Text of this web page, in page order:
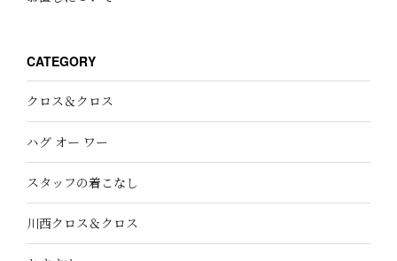
CATEGORY
クロス＆クロス
ハグ オー ワー
スタッフの着こなし
川西クロス＆クロス